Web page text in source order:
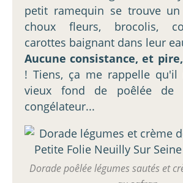
petit ramequin se trouve
choux fleurs, brocolis,
carottes baignant dans leur
Aucune consistance, et
! Tiens, ça me rappelle qu'il
vieux fond de poêlée de
congélateur...
Dorade poêlée légumes sautés et